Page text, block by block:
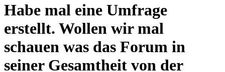
Habe mal eine Umfrage
erstellt. Wollen wir mal
schauen was das Forum in
seiner Gesamtheit von der